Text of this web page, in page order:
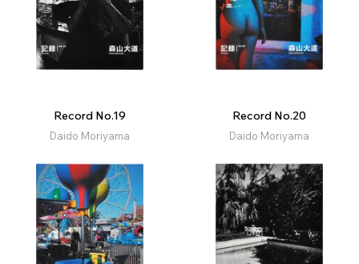
Record No.19
Daido Moriyama
Record No.20
Daido Moriyama